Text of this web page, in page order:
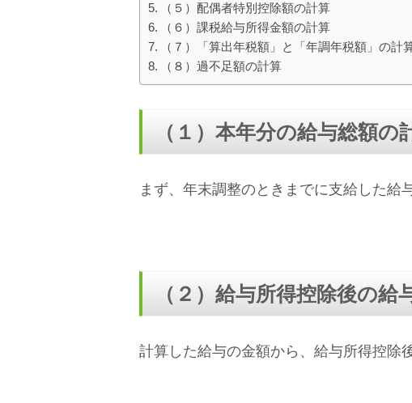
（５）配偶者特別控除額の計算
（６）課税給与所得金額の計算
（７）「算出年税額」と「年調年税額」の計
（８）過不足額の計算
（１）本年分の給与総額の
まず、年末調整のときまでに支給した給
（２）給与所得控除後の給
計算した給与の金額から、給与所得控除